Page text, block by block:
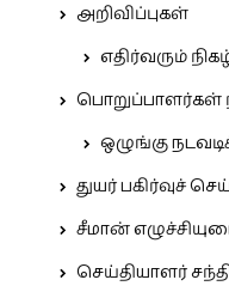
அறிவிப்புகள்
எதிர்வரும்
பொறுப்பாளர்கள்
ஒழுங்கு
துயர் பகிர்வுச்
சீமான்
செய்தியாளர்